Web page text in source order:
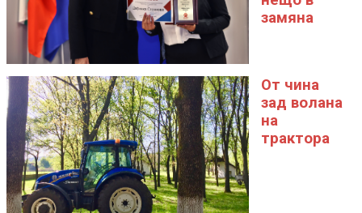
замяна
От чина
зад волана
на
трактора